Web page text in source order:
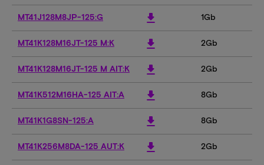
MT41J128M8JP-125:G download 1Gb
MT41K128M16JT-125 M:K download 2Gb
MT41K128M16JT-125 M AIT:K download 2Gb
MT41K512M16HA-125 AIT:A download 8Gb
MT41K1G8SN-125:A download 8Gb
MT41K256M8DA-125 AUT:K download 2Gb